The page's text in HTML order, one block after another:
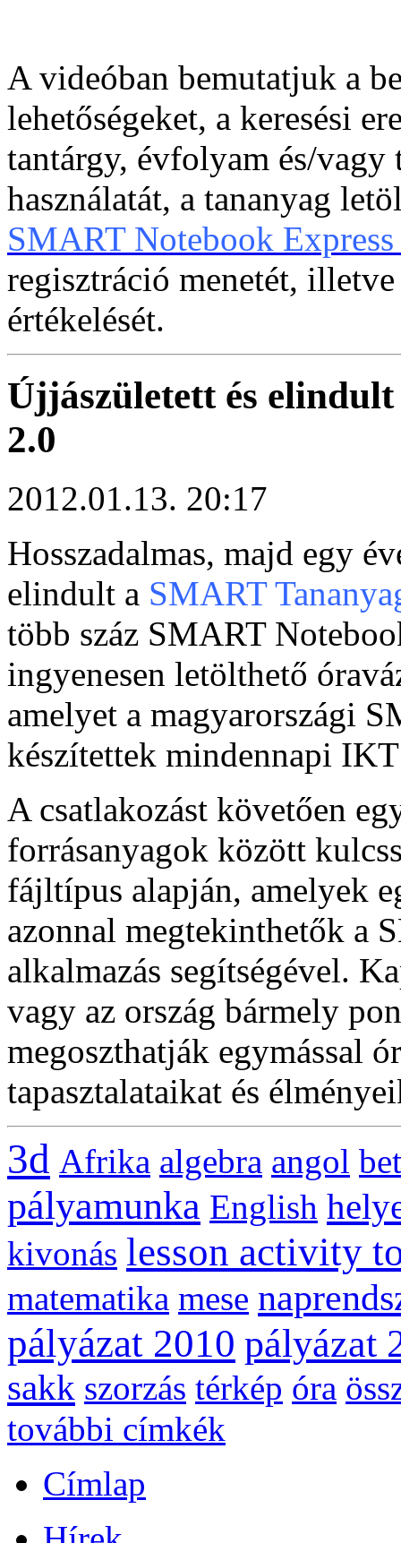
A videóban bemutatjuk a
lehetőségeket, a keresési
tantárgy, évfolyam és/
használatát, a tananyag
SMART Notebook Express
regisztráció menetét,
értékelését.
Újjászületett és
2.0
2012.01.13. 20:17
Hosszadalmas, majd egy
elindult a SMART
több száz SMART
ingyenesen letölthető
amelyet a magyarországi
készítettek mindennapi
A csatlakozást követően
forrásanyagok között
fájltípus alapján, amelyek
azonnal megtekinthetők a
alkalmazás segítségével.
vagy az ország bármely
megoszthatják egymással
tapasztalataikat és
3d Afrika algebra angol
pályamunka English
kivonás lesson activity
matematika mese
pályázat 2010 pályázat
sakk szorzás térkép óra
további címkék
Címlap